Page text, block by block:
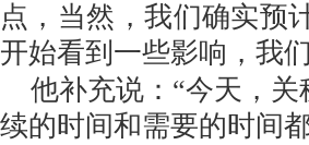
点，当然，我们确实预
开始看到一些影响，我
他补充说：“今天，关
续的时间和需要的时间